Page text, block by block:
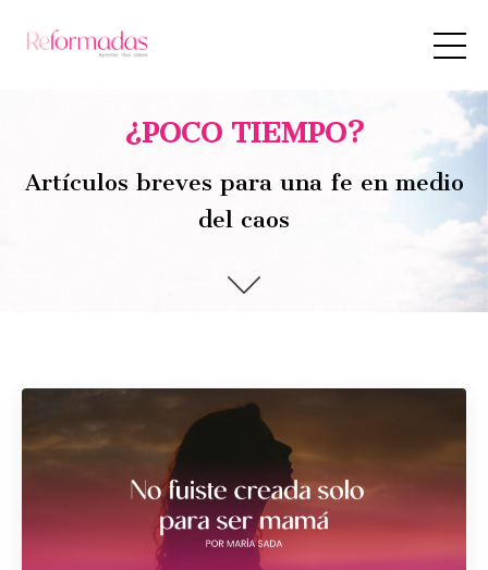
¿POCO TIEMPO?
Artículos breves para una fe en medio
del caos